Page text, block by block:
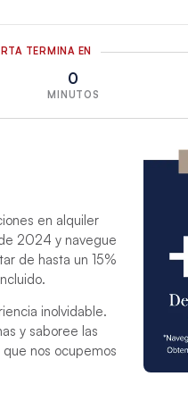
TERMINA EN
0
MINUTOS
en alquiler
2024 y navegue
de hasta un 15%
inolvidable.
y saboree las
nos ocupemos